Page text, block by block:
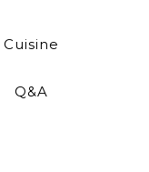
Cuisine
Q&A